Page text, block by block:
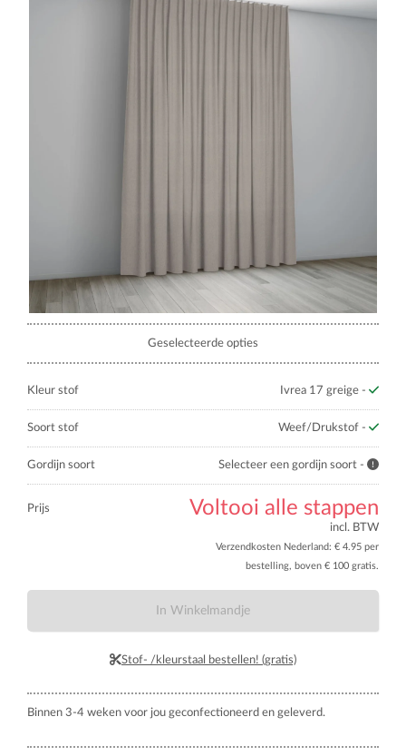
Geselecteerde opties
Kleur stof Ivrea 17 greige -
Soort stof Weef/Drukstof -
Gordijn soort Selecteer een gordijn soort -
Prijs Voltooi alle stappen
incl. BTW
Verzendkosten Nederland: € 4.95 per
bestelling, boven € 100 gratis.
In Winkelmandje
Stof- /kleurstaal bestellen! (gratis)
Binnen 3-4 weken voor jou geconfectioneerd en geleverd.